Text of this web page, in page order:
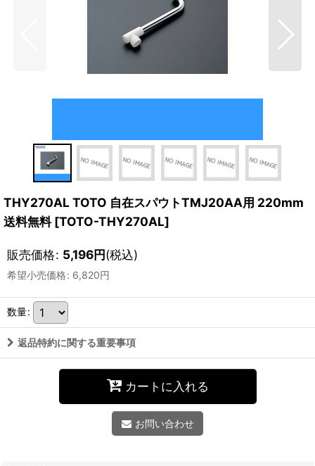
THY270AL TOTO 自在スパウトTMJ20AA用 220mm
送料無料 [TOTO-THY270AL]
販売価格: 5,196円(税込)
希望小売価格: 6,820円
数量:
返品特約に関する重要事項
カートに入れる
お問い合わせ